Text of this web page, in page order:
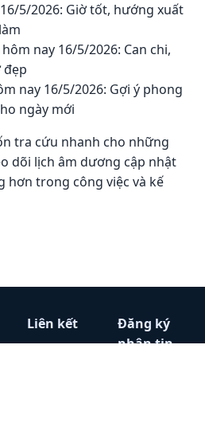
5/2026: Giờ tốt, hướng xuất
nay 16/5/2026: Can chi,
đẹp
nay 16/5/2026: Gợi ý phong
ngày mới
tra cứu nhanh cho những
dõi lịch âm dương cập nhật
hơn trong công việc và kế
Liên kết
Đăng ký
nhận tin